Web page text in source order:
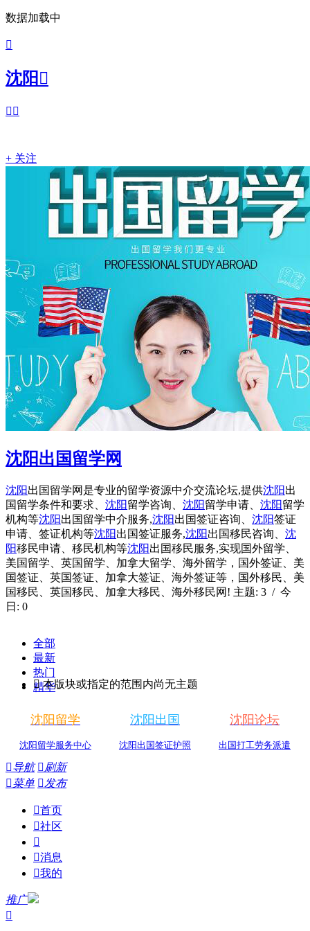
数据加载中

沈阳 
 
+ 关注
沈阳出国留学网
沈阳出国留学网是专业的留学资源中介交流论坛,提供沈阳出
国留学条件和要求、 沈阳留学咨询、 沈阳留学申请、 沈阳留学
机构等沈阳出国留学中介服务,沈阳出国签证咨询、 沈阳签证
申请、签证机构等沈阳出国签证服务,沈阳出国移民咨询、 沈
阳移民申请、移民机构等沈阳出国移民服务,实现国外留学、
美国留学、英国留学、加拿大留学、海外留学，国外签证、美
国签证、英国签证、加拿大签证、海外签证等，国外移民、美
国移民、英国移民、加拿大移民、海外移民网! 主题: 3 / 今
日: 0
全部
最新
热门
精华
 本版块或指定的范围内尚无主题
沈阳留学
沈阳留学服务中心
沈阳出国
沈阳出国签证护照
沈阳论坛
出国打工劳务派遣
导航 刷新
菜单 发布
首页
社区

消息
我的
推广
